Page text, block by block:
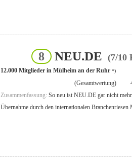
8 NEU.DE (7/10
12.000 Mitglieder in Mülheim an der Ruhr *)
(Gesamtwertung)
Zusammenfassung: So neu ist NEU.DE gar nicht
Übernahme durch den internationalen